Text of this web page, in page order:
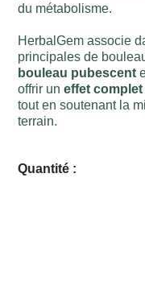
du métabolisme.
HerbalGem associe
principales de
bouleau pubescent
offrir uneffet
tout en soutenant la
terrain.
Quantité :